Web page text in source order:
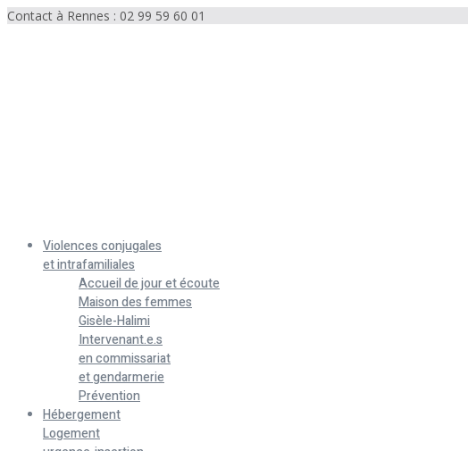
Contact à Rennes : 02 99 59 60 01
Violences conjugales
et intrafamiliales
Accueil de jour et écoute
Maison des femmes
Gisèle-Halimi
Intervenant.e.s
en commissariat
et gendarmerie
Prévention
Hébergement
Logement